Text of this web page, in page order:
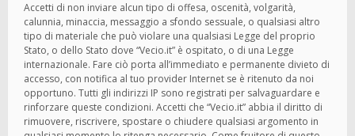
Accetti di non inviare alcun tipo di offesa, oscenità, volgarità,
calunnia, minaccia, messaggio a sfondo sessuale, o qualsiasi altro
tipo di materiale che può violare una qualsiasi Legge del proprio
Stato, o dello Stato dove “Vecio.it” è ospitato, o di una Legge
internazionale. Fare ciò porta all’immediato e permanente divieto di
accesso, con notifica al tuo provider Internet se è ritenuto da noi
opportuno. Tutti gli indirizzi IP sono registrati per salvaguardare e
rinforzare queste condizioni. Accetti che “Vecio.it” abbia il diritto di
rimuovere, riscrivere, spostare o chiudere qualsiasi argomento in